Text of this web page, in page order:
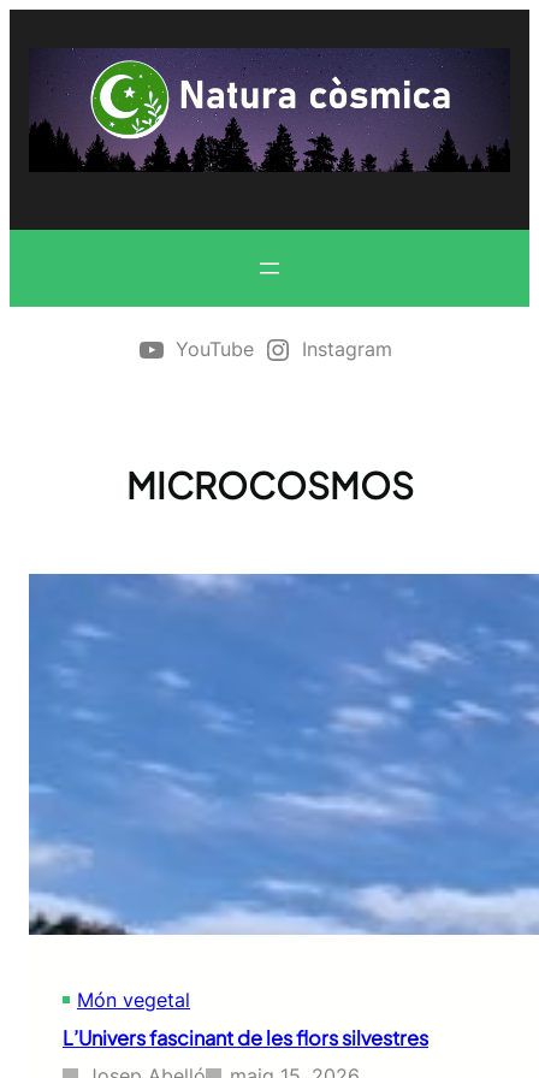
contingut
YouTube Instagram
MICROCOSMOS
Món vegetal
L’Univers fascinant de les flors silvestres